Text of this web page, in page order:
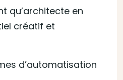
qu’architecte en
créatif et
d’automatisation